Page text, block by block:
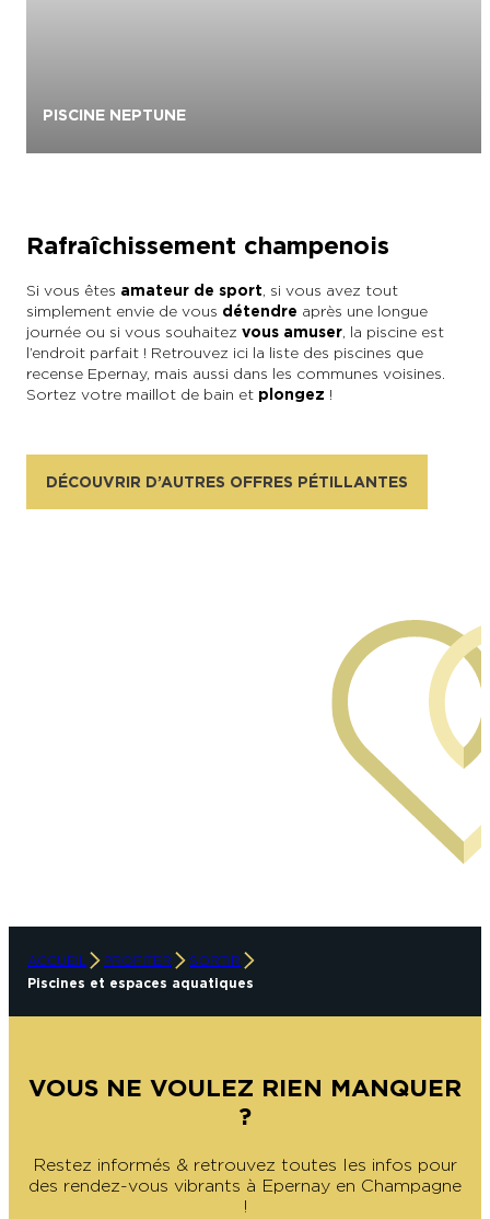
PISCINE NEPTUNE
Rafraîchissement champenois
Si vous êtes amateur de sport, si vous avez tout
simplement envie de vous détendre après une longue
journée ou si vous souhaitez vous amuser, la piscine est
l’endroit parfait ! Retrouvez ici la liste des piscines que
recense Epernay, mais aussi dans les communes voisines.
Sortez votre maillot de bain et plongez !
DÉCOUVRIR D’AUTRES OFFRES PÉTILLANTES
ACCUEIL PROFITER
SORTIR
Piscines et espaces aquatiques
VOUS NE VOULEZ RIEN MANQUER
?
Restez informés & retrouvez toutes les infos pour
des rendez-vous vibrants à Epernay en Champagne
!